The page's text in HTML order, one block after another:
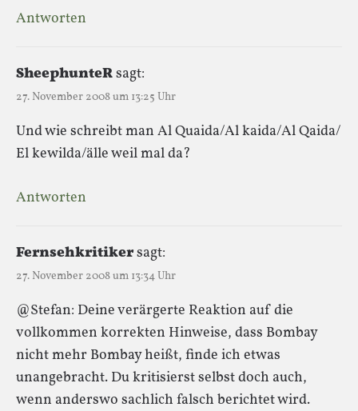
Antworten
SheephunteRsagt:
27. November 2008 um 13:25 Uhr
Und wie schreibt man Al Quaida/Al kaida/Al Qaida/
El kewilda/älle weil mal da?
Antworten
Fernsehkritikersagt:
27. November 2008 um 13:34 Uhr
@Stefan: Deine verärgerte Reaktion auf die
vollkommen korrekten Hinweise, dass Bombay
nicht mehr Bombay heißt, finde ich etwas
unangebracht. Du kritisierst selbst doch auch,
wenn anderswo sachlich falsch berichtet wird.